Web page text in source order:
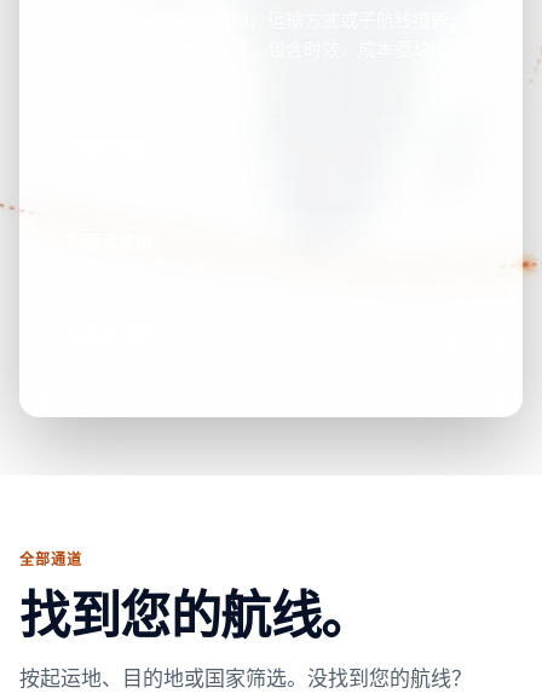
全部通道
找到您的航线。
按起运地、目的地或国家筛选。没找到您的航线？